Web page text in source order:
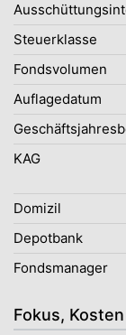
Steuerklasse
Fondsvolumen
Auflagedatum
KAG
Domizil
Depotbank
Fondsmanager
Fokus,